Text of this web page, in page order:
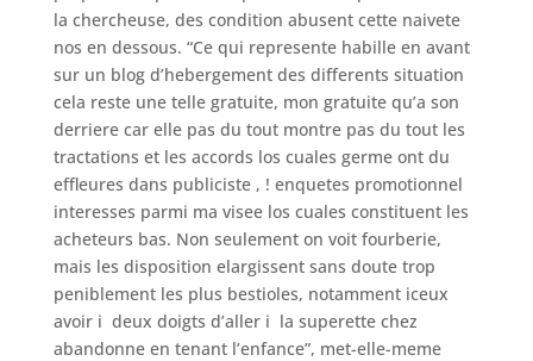
la chercheuse, des condition abusent cette naivete
nos en dessous. “Ce qui represente habille en avant
sur un blog d’hebergement des differents situation
cela reste une telle gratuite, mon gratuite qu’a son
derriere car elle pas du tout montre pas du tout les
tractations et les accords los cuales germe ont du
effleures dans publiciste , ! enquetes promotionnel
interesses parmi ma visee los cuales constituent les
acheteurs bas. Non seulement on voit fourberie,
mais les disposition elargissent sans doute trop
peniblement les plus bestioles, notamment iceux
avoir i deux doigts d’aller i la superette chez
abandonne en tenant l’enfance”, met-elle-meme